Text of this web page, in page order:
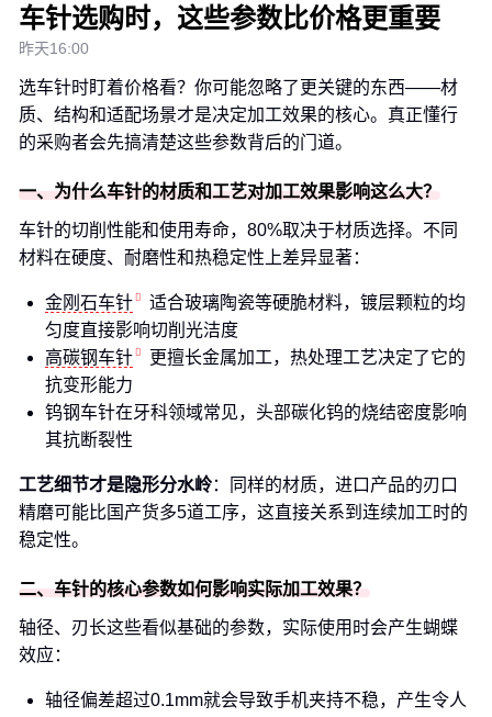
车针选购时，这些参数比价格更重要
昨天16:00
选车针时盯着价格看？你可能忽略了更关键的东西——材
质、结构和适配场景才是决定加工效果的核心。真正懂行
的采购者会先搞清楚这些参数背后的门道。
一、为什么车针的材质和工艺对加工效果影响这么大？
车针的切削性能和使用寿命，80%取决于材质选择。不同
材料在硬度、耐磨性和热稳定性上差异显著：
金刚石车针
适合玻璃陶瓷等硬脆材料，镀层颗粒的均
匀度直接影响切削光洁度
高碳钢车针
更擅长金属加工，热处理工艺决定了它的
抗变形能力
钨钢车针在牙科领域常见，头部碳化钨的烧结密度影响
其抗断裂性
工艺细节才是隐形分水岭：同样的材质，进口产品的刃口
精磨可能比国产货多5道工序，这直接关系到连续加工时的
稳定性。
二、车针的核心参数如何影响实际加工效果？
轴径、刃长这些看似基础的参数，实际使用时会产生蝴蝶
效应：
轴径偏差超过0.1mm就会导致手机夹持不稳，产生令人